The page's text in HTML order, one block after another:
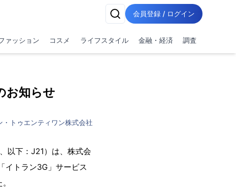
会員登録 / ログイン
ァッション コスメ ライフスタイル 金融・経済 調査
お知らせ
・トゥエンティワン株式会社
以下：J21）は、株式会
イトラン3G」サービス